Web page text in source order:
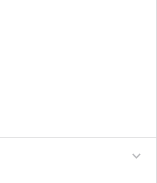
expand_more